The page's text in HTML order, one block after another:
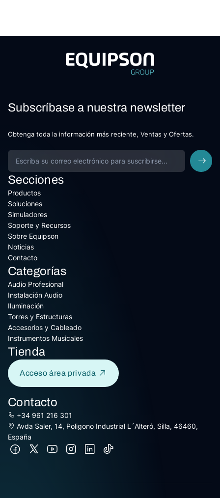
Subscríbase a nuestra newsletter
Obtenga toda la información más reciente, Ventas y Ofertas.
Secciones
Productos
Soluciones
Simuladores
Soporte y Recursos
Sobre Equipson
Noticias
Contacto
Categorías
Audio Profesional
Instalación Audio
Iluminación
Torres y Estructuras
Accesorios y Cableado
Instrumentos Musicales
Tienda
Acceso área privada
Contacto
+34 961 216 301
Avda Saler, 14, Poligono Industrial L´Alteró, Silla, 46460,
España